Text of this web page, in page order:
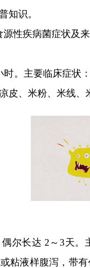
知识。
性疾病菌症状及
时。主要临床症状
皮、米粉、米线
偶尔长达 2～3天。
粘液样腹泻，带